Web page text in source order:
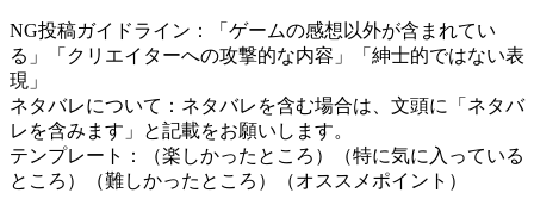
NG投稿ガイドライン：「ゲームの感想以外が含まれてい
る」「クリエイターへの攻撃的な内容」「紳士的ではない表
現」
ネタバレについて：ネタバレを含む場合は、文頭に「ネタバ
レを含みます」と記載をお願いします。
テンプレート：（楽しかったところ）（特に気に入っている
ところ）（難しかったところ）（オススメポイント）